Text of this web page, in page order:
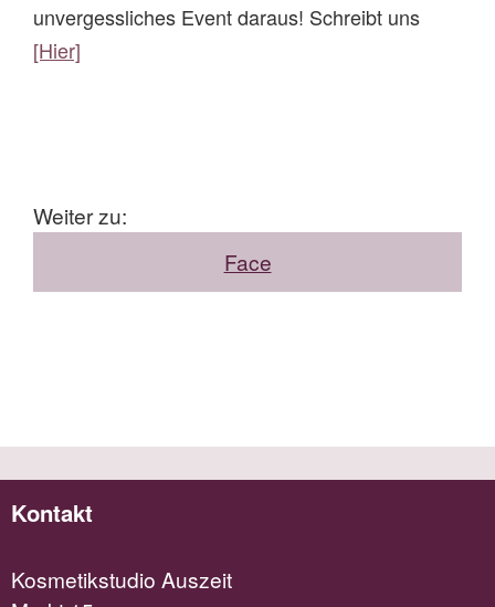
unvergessliches Event daraus! Schreibt uns
[Hier]
Weiter zu:
Face
Kontakt
Kosmetikstudio Auszeit